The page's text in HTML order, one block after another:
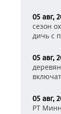
05 авг,
сезон
дичь с
05 авг,
05 авг,
РТ